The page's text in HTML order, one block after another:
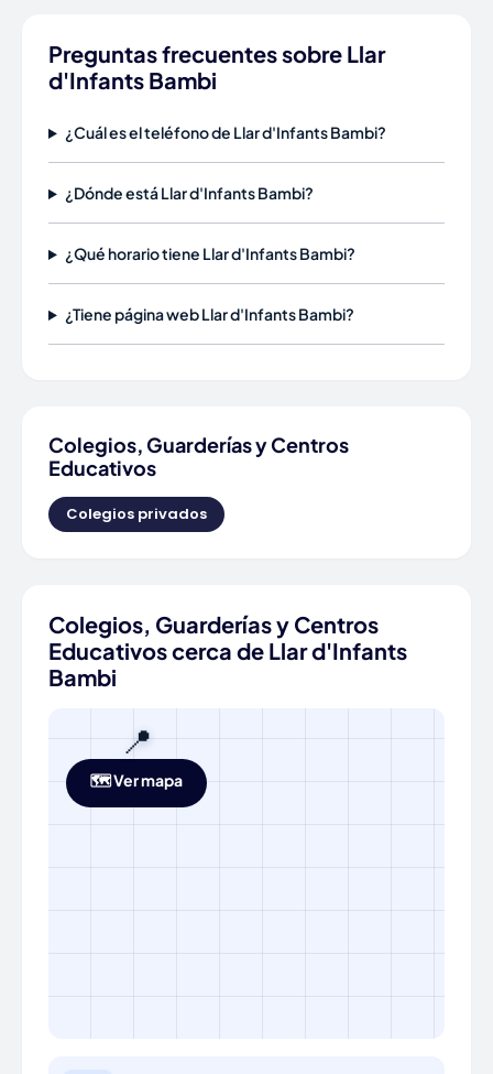
Preguntas frecuentes sobre Llar
d'Infants Bambi
¿Cuál es el teléfono de Llar d'Infants Bambi?
¿Dónde está Llar d'Infants Bambi?
¿Qué horario tiene Llar d'Infants Bambi?
¿Tiene página web Llar d'Infants Bambi?
Colegios, Guarderías y Centros
Educativos
Colegios privados
Colegios, Guarderías y Centros
Educativos cerca de Llar d'Infants
Bambi
📍
🗺️ Ver mapa